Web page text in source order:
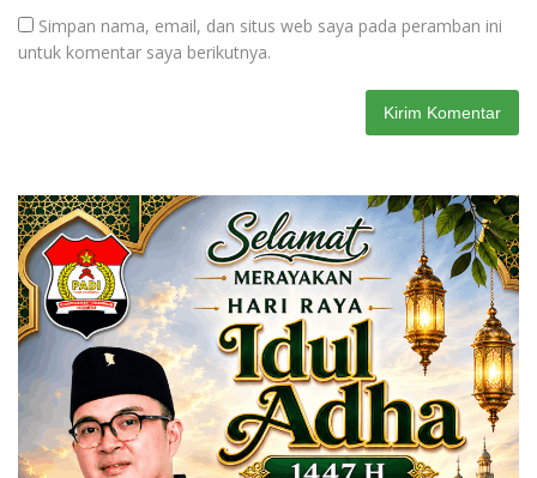
Simpan nama, email, dan situs web saya pada peramban ini
untuk komentar saya berikutnya.